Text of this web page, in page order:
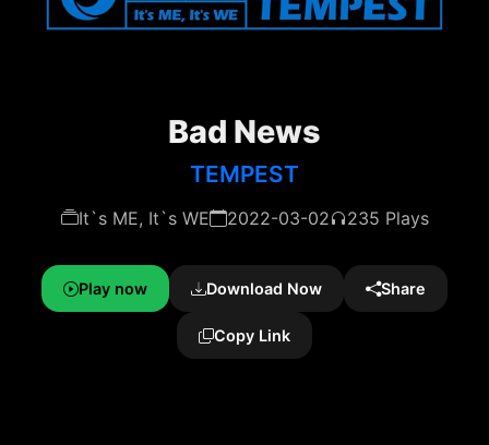
Bad News
TEMPEST
It`s ME, It`s WE 2022-03-02 235 Plays
Play now Download Now Share
Copy Link